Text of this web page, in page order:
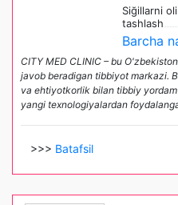
Siğillarni
tashlash
Barcha
CITY MED CLINIC – bu
javob beradigan tibbiyot markazi.
va ehtiyotkorlik bilan tibbiy
yangi texnologiyalardan
>>> Batafsil